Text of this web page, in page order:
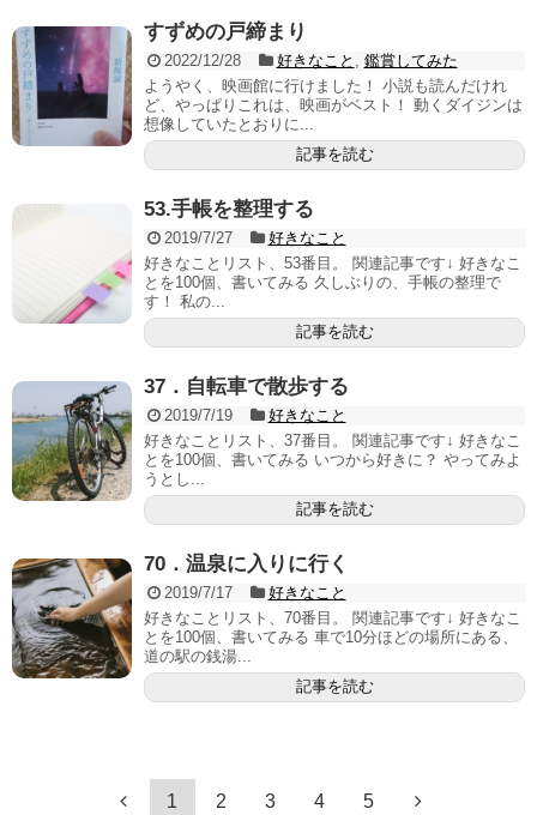
すずめの戸締まり
2022/12/28 好きなこと , 鑑賞してみた
ようやく、映画館に行けました！ 小説も読んだけれ
ど、やっぱりこれは、映画がベスト！ 動くダイジンは
想像していたとおりに...
記事を読む
53.手帳を整理する
2019/7/27
好きなこと
好きなことリスト、53番目。 関連記事です↓ 好きなこ
とを100個、書いてみる 久しぶりの、手帳の整理で
す！ 私の...
記事を読む
37．自転車で散歩する
2019/7/19
好きなこと
好きなことリスト、37番目。 関連記事です↓ 好きなこ
とを100個、書いてみる いつから好きに？ やってみよ
うとし...
記事を読む
70．温泉に入りに行く
2019/7/17
好きなこと
好きなことリスト、70番目。 関連記事です↓ 好きなこ
とを100個、書いてみる 車で10分ほどの場所にある、
道の駅の銭湯...
記事を読む
1 2 3 4 5